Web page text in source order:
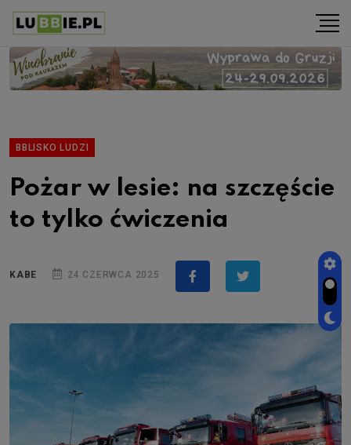
BBLISKO LUDZI
Pożar w lesie: na szczęście
to tylko ćwiczenia
KABE 24 CZERWCA 2025